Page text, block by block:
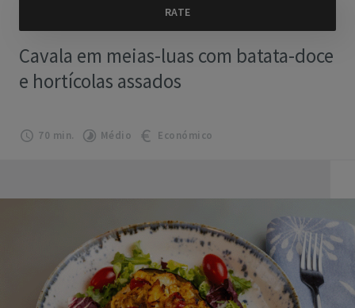
Cavala em meias-luas com batata-doce
e hortícolas assados
70 min. Médio Económico